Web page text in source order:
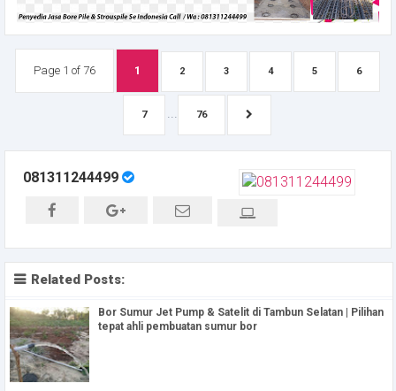
Page 1 of 76 1 2 3 4 5 6
7 76
081311244499
Related Posts:
Bor Sumur Jet Pump & Satelit di Tambun Selatan | Pilihan
tepat ahli pembuatan sumur bor